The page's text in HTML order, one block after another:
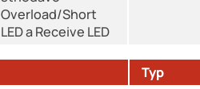
Overload/Short
LED a Receive LED
Typ